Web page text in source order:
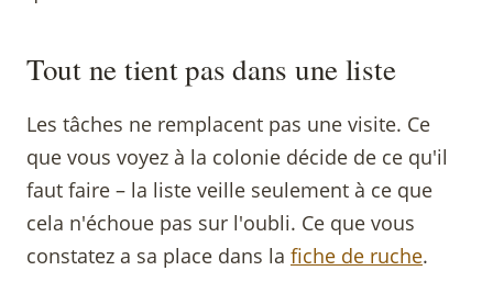
Tout ne tient pas dans une liste
Les tâches ne remplacent pas une visite. Ce
que vous voyez à la colonie décide de ce qu'il
faut faire – la liste veille seulement à ce que
cela n'échoue pas sur l'oubli. Ce que vous
constatez a sa place dans la fiche de ruche.